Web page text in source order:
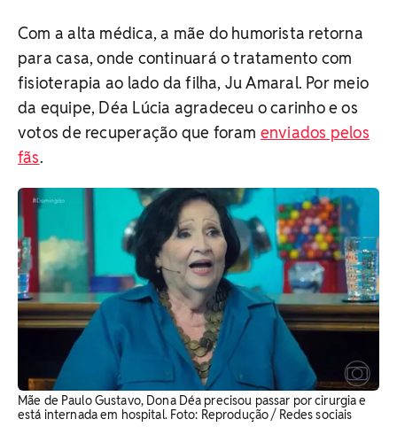
Com a alta médica, a mãe do humorista retorna
para casa, onde continuará o tratamento com
fisioterapia ao lado da filha, Ju Amaral. Por meio
da equipe, Déa Lúcia agradeceu o carinho e os
votos de recuperação que foram enviados pelos
fãs.
Mãe de Paulo Gustavo, Dona Déa precisou passar por cirurgia e
está internada em hospital. ​Foto: Reprodução / Redes sociais